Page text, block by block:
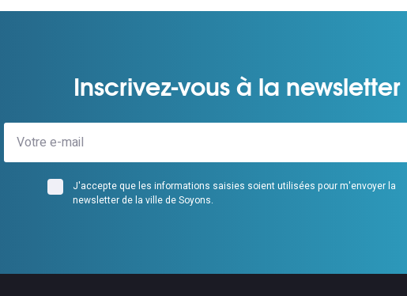
Inscrivez-vous à la newsletter
J'accepte que les informations saisies soient utilisées pour m'envoyer la
newsletter de la ville de Soyons.